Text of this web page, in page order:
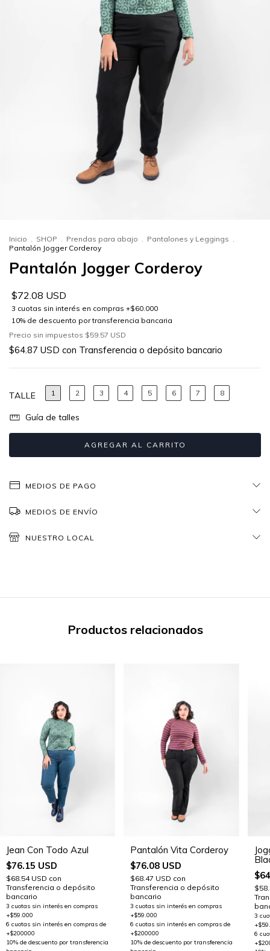
Inicio . SHOP . Prendas para abajo . Pantalones y Leggings .
Pantalón Jogger Corderoy
Pantalón Jogger Corderoy
$72.08 USD
Precio sin impuestos $59.57 USD
$64.87 USD con Transferencia o depósito bancario
TALLE 1 2 3 4 5 6 7 8
Guía de talles
MEDIOS DE PAGO
MEDIOS DE ENVÍO
NUESTRO LOCAL
Productos relacionados
Jean Con Todo Azul
$76.15 USD
$68.54 USD con
Transferencia o depósito
bancario
Pantalón Vita Corderoy
$76.08 USD
$68.47 USD con
Transferencia o depósito
bancario